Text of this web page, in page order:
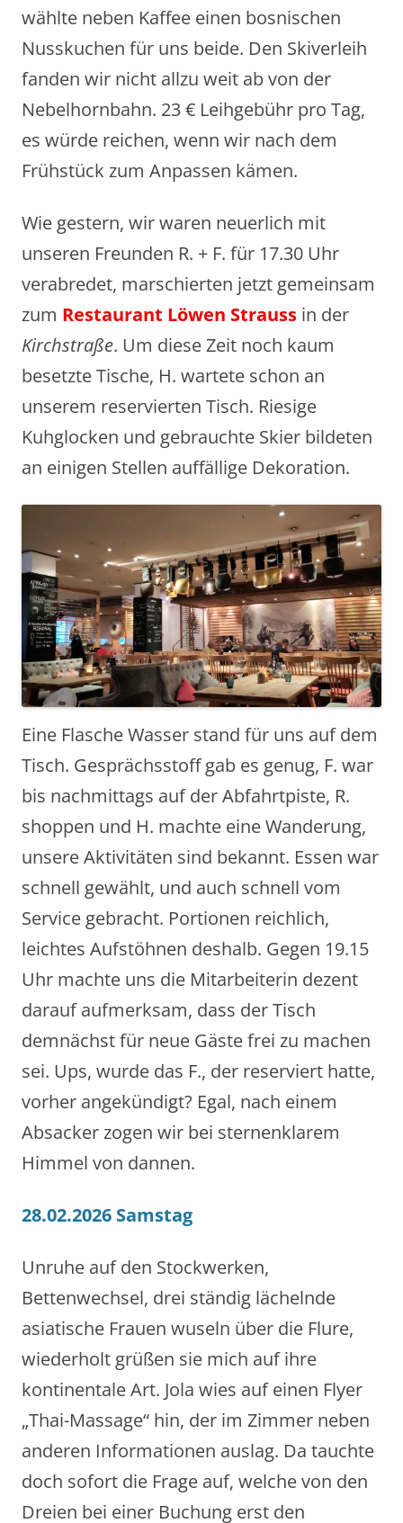
wählte neben Kaffee einen bosnischen
Nusskuchen für uns beide. Den Skiverleih
fanden wir nicht allzu weit ab von der
Nebelhornbahn. 23 € Leihgebühr pro Tag,
es würde reichen, wenn wir nach dem
Frühstück zum Anpassen kämen.
Wie gestern, wir waren neuerlich mit
unseren Freunden R. + F. für 17.30 Uhr
verabredet, marschierten jetzt gemeinsam
zum Restaurant Löwen Strauss in der
Kirchstraße. Um diese Zeit noch kaum
besetzte Tische, H. wartete schon an
unserem reservierten Tisch. Riesige
Kuhglocken und gebrauchte Skier bildeten
an einigen Stellen auffällige Dekoration.
Eine Flasche Wasser stand für uns auf dem
Tisch. Gesprächsstoff gab es genug, F. war
bis nachmittags auf der Abfahrtpiste, R.
shoppen und H. machte eine Wanderung,
unsere Aktivitäten sind bekannt. Essen war
schnell gewählt, und auch schnell vom
Service gebracht. Portionen reichlich,
leichtes Aufstöhnen deshalb. Gegen 19.15
Uhr machte uns die Mitarbeiterin dezent
darauf aufmerksam, dass der Tisch
demnächst für neue Gäste frei zu machen
sei. Ups, wurde das F., der reserviert hatte,
vorher angekündigt? Egal, nach einem
Absacker zogen wir bei sternenklarem
Himmel von dannen.
28.02.2026 Samstag
Unruhe auf den Stockwerken,
Bettenwechsel, drei ständig lächelnde
asiatische Frauen wuseln über die Flure,
wiederholt grüßen sie mich auf ihre
kontinentale Art. Jola wies auf einen Flyer
„Thai-Massage“ hin, der im Zimmer neben
anderen Informationen auslag. Da tauchte
doch sofort die Frage auf, welche von den
Dreien bei einer Buchung erst den